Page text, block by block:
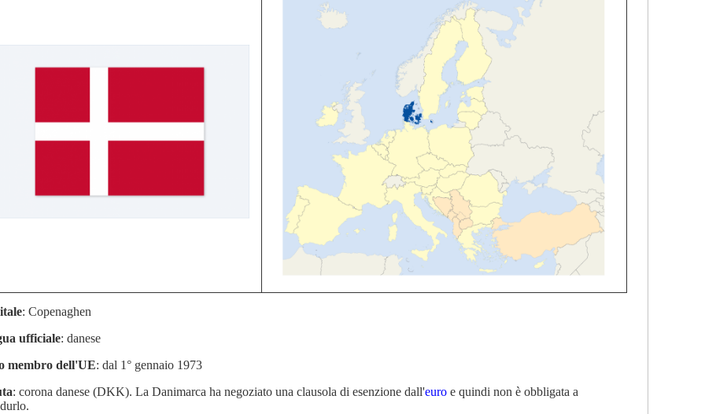
: Copenaghen
ufficiale: danese
membro dell'UE: dal 1° gennaio 1973
: corona danese (DKK). La Danimarca ha negoziato una clausola di esenzione dall'euroe quindi non è obbligata a